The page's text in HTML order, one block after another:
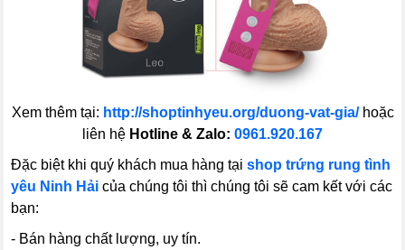
Xem thêm tại: http://shoptinhyeu.org/duong-vat-gia/hoặc
liên hệ Hotline & Zalo: 0961.920.167
Đặc biệt khi quý khách mua hàng tạishop trứng rung tình
yêu Ninh Hải của chúng tôi thì chúng tôi sẽ cam kết với các
bạn:
- Bán hàng chất lượng, uy tín.